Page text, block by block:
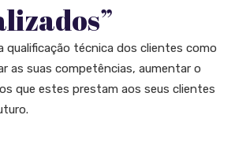
qualificação técnica dos clientes como
as suas competências, aumentar o
que estes prestam aos seus clientes